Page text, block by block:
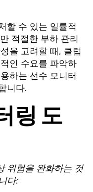
할 수 있는 일률적
적절한 부하 관리
을 고려할 때, 클럽
인 수요를 파악하
하는 선수 모니터
니다.
링 도
위험을 완화하는 것
다: